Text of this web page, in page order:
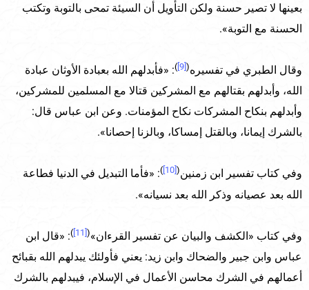
بعينها لا تصير حسنة ولكن التأويل أن السيئة تمحى بالتوبة وتكتب
الحسنة مع التوبة».
وقال الطبري في تفسيره(
): «فأبدلهم الله بعبادة الأوثان عبادة
الله، وأبدلهم بقتالهم مع المشركين قتالا مع المسلمين للمشركين،
وأبدلهم بنكاح المشركات نكاح المؤمنات. وعن ابن عباس قال:
بالشرك إيمانا، وبالقتل إمساكا، وبالزنا إحصانا».
وفي كتاب تفسير ابن زمنين(
): «فأما التبديل في الدنيا فطاعة
الله بعد عصيانه وذكر الله بعد نسيانه».
وفي كتاب «الكشف والبيان عن تفسير القرءان»(
[11]
): «قال ابن
عباس وابن جبير والضحاك وابن زيد: يعني فأولئك يبدلهم الله بقبائح
أعمالهم في الشرك محاسن الأعمال في الإسلام، فيبدلهم بالشرك